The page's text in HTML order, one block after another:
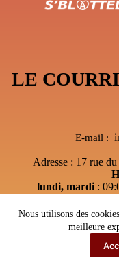
Nous utilisons des
meilleure
LE
E-mail :
Adresse : 17 rue
lundi, mardi:
jeudi: Après-
vendredi
Copyright ©